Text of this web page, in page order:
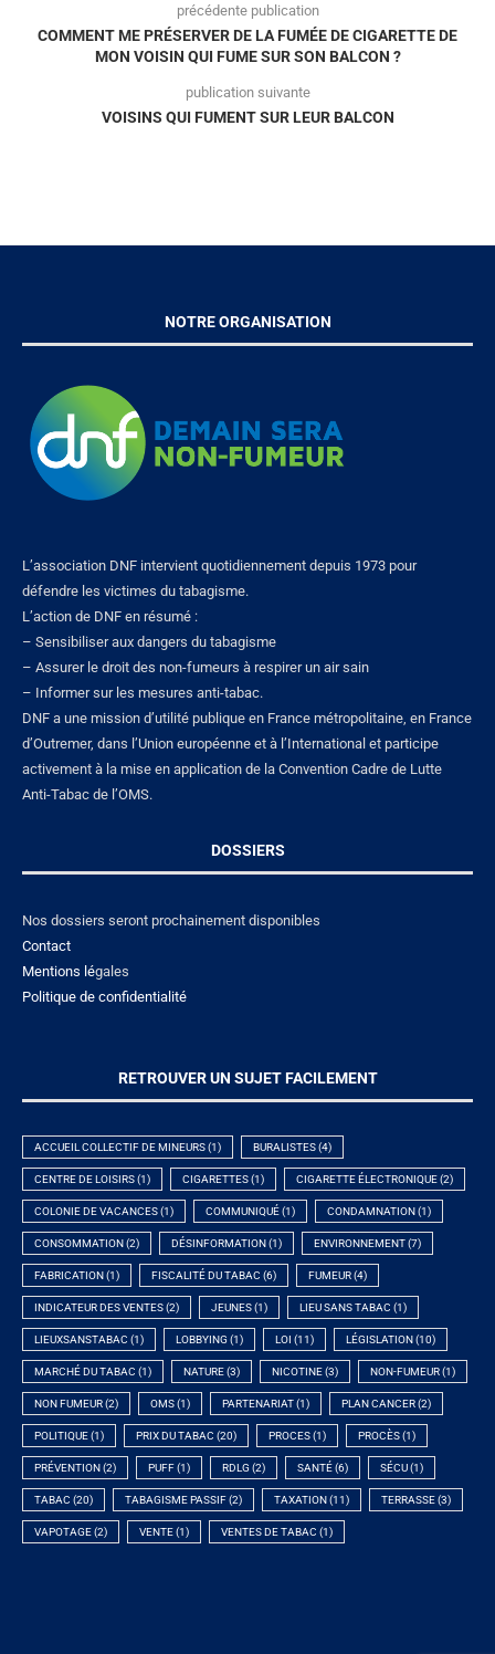
précédente publication
COMMENT ME PRÉSERVER DE LA FUMÉE DE CIGARETTE DE
MON VOISIN QUI FUME SUR SON BALCON ?
publication suivante
VOISINS QUI FUMENT SUR LEUR BALCON
NOTRE ORGANISATION
L’association DNF intervient quotidiennement depuis 1973 pour
défendre les victimes du tabagisme.
L’action de DNF en résumé :
– Sensibiliser aux dangers du tabagisme
– Assurer le droit des non-fumeurs à respirer un air sain
– Informer sur les mesures anti-tabac.
DNF a une mission d’utilité publique en France métropolitaine, en France
d’Outremer, dans l’Union européenne et à l’International et participe
activement à la mise en application de la Convention Cadre de Lutte
Anti-Tabac de l’OMS.
DOSSIERS
Nos dossiers seront prochainement disponibles
Contact
Mentions légales
Politique de confidentialité
RETROUVER UN SUJET FACILEMENT
ACCUEIL COLLECTIF DE MINEURS(1) BURALISTES(4)
CENTRE DE LOISIRS(1) CIGARETTES(1) CIGARETTE ÉLECTRONIQUE(2)
COLONIE DE VACANCES(1) COMMUNIQUÉ(1) CONDAMNATION (1)
CONSOMMATION (2) DÉSINFORMATION (1) ENVIRONNEMENT(7)
FABRICATION (1) FISCALITÉ DU TABAC (6) FUMEUR(4)
INDICATEUR DES VENTES(2) JEUNES(1) LIEU SANS TABAC (1)
LIEUXSANSTABAC (1) LOBBYING (1) LOI (11) LÉGISLATION (10)
MARCHÉ DU TABAC (1) NATURE(3) NICOTINE(3) NON-FUMEUR(1)
NON FUMEUR(2) OMS(1) PARTENARIAT(1) PLAN CANCER(2)
POLITIQUE(1) PRIX DU TABAC (20) PROCES(1) PROCÈS(1)
PRÉVENTION (2) PUFF(1) RDLG (2) SANTÉ(6) SÉCU(1)
TABAC (20) TABAGISME PASSIF(2) TAXATION (11) TERRASSE(3)
VAPOTAGE(2) VENTE(1) VENTES DE TABAC (1)